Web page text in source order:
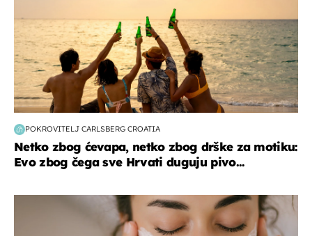
POKROVITELJ CARLSBERG CROATIA
Netko zbog ćevapa, netko zbog drške za motiku:
Evo zbog čega sve Hrvati duguju pivo...
moda & ljepota